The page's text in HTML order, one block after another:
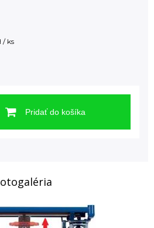
/ ks
Pridať do košíka